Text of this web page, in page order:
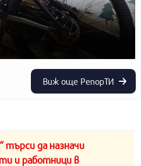
Виж още РепорТИ
търси да назначи
и работници в